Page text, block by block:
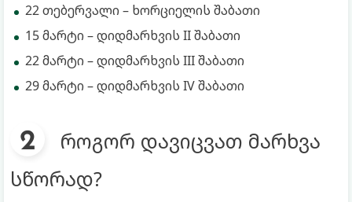
22 თებერვალი – ხორციელის შაბათი
15 მარტი – დიდმარხვის II შაბათი
22 მარტი – დიდმარხვის III შაბათი
29 მარტი – დიდმარხვის IV შაბათი
როგორ დავიცვათ მარხვა
სწორად?